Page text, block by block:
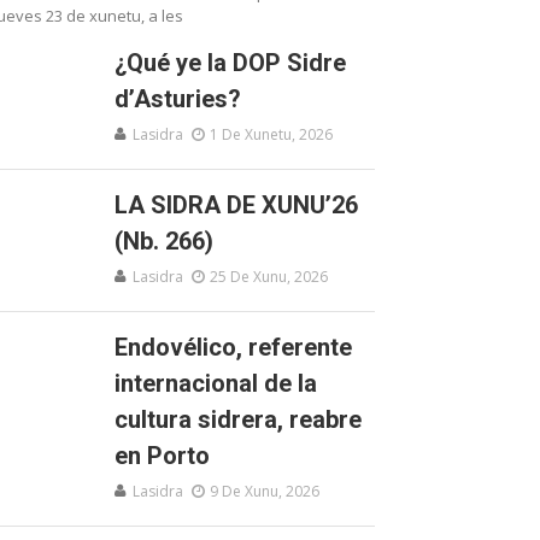
23 de xunetu, a les
¿Qué ye la DOP Sidre
d’Asturies?
Lasidra 1 De Xunetu, 2026
LA SIDRA DE XUNU’26
(Nb. 266)
Lasidra 25 De Xunu, 2026
Endovélico, referente
internacional de la
cultura sidrera, reabre
en Porto
Lasidra 9 De Xunu, 2026